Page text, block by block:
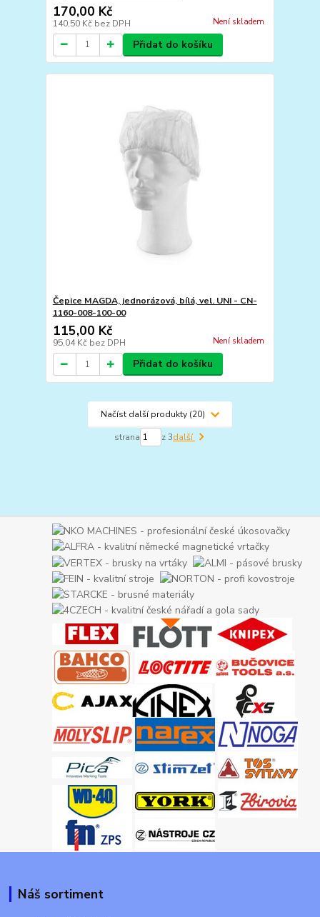
170,00 Kč
140,50 Kč bez DPH Není skladem
Přidat do košíku
Čepice MAGDA, jednorázová, bílá, vel. UNI - CN-
1160-008-100-00
115,00 Kč
95,04 Kč bez DPH Není skladem
Přidat do košíku
Načíst další produkty (20)
strana z 3další
Náš sortiment